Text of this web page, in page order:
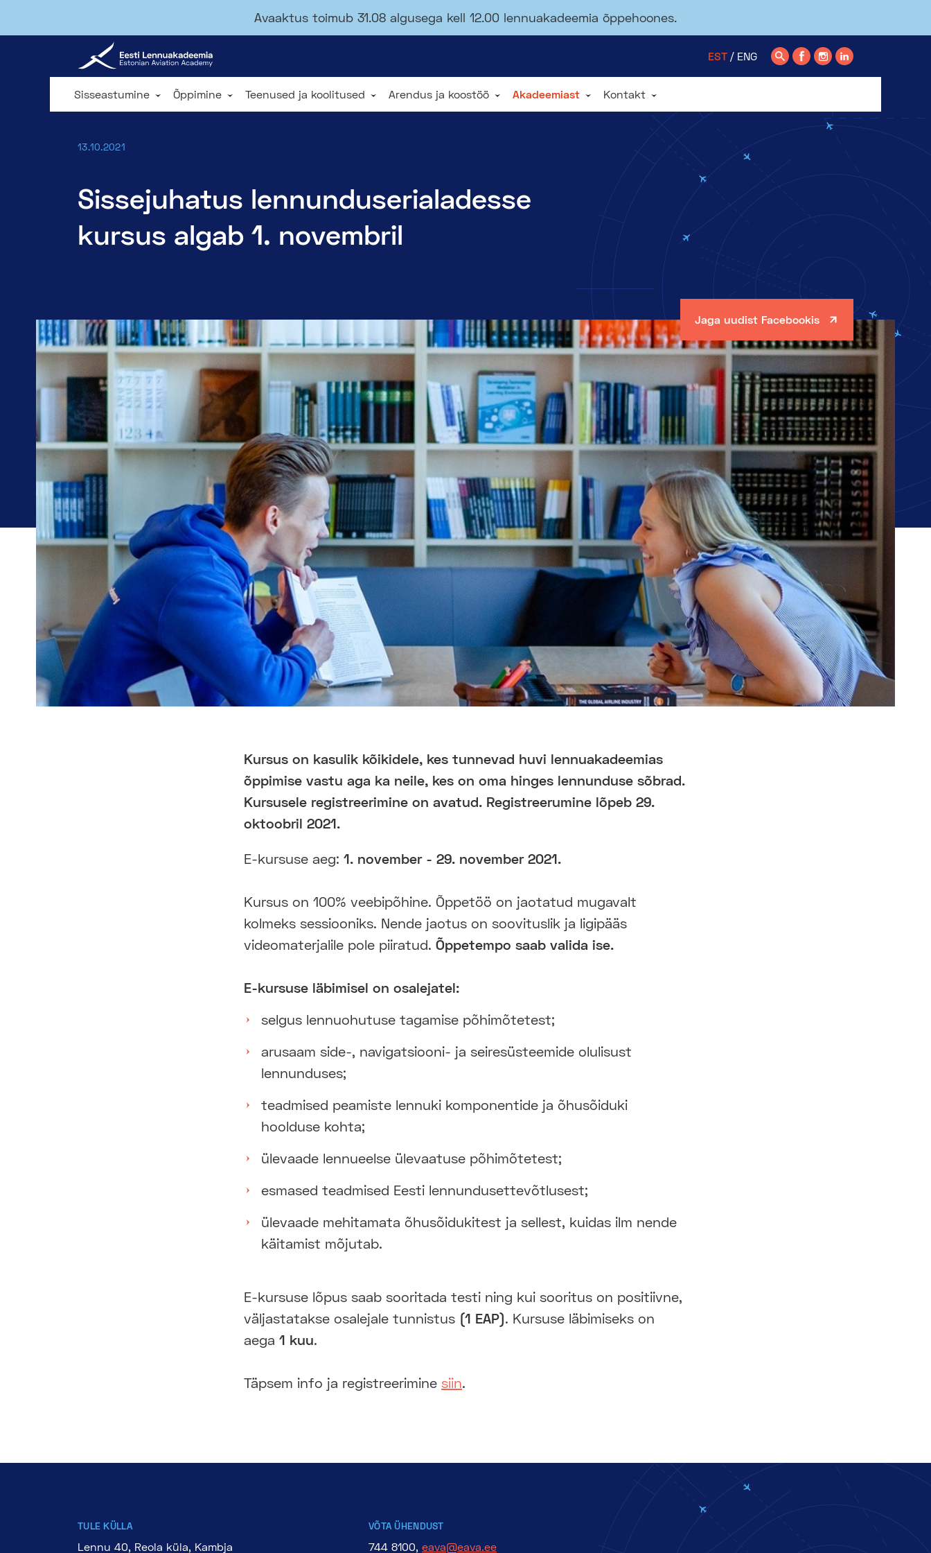
Avaaktus toimub 31.08 algusega kell 12.00 lennuakadeemia õppehoones.
Sisseastumine Õppimine Teenused ja koolitused Arendus ja koostöö Akadeemiast Kontakt
EST ENG
13.10.2021
Sissejuhatus lennunduserialadesse
kursus algab 1. novembril
Jaga uudist Facebookis
Kursus on kasulik kõikidele, kes tunnevad huvi lennuakadeemias
õppimise vastu aga ka neile, kes on oma hinges lennunduse sõbrad.
Kursusele registreerimine on avatud. Registreerumine lõpeb 29.
oktoobril 2021.
E-kursuse aeg: 1. november - 29. november 2021.
Kursus on 100% veebipõhine. Õppetöö on jaotatud mugavalt
kolmeks sessiooniks. Nende jaotus on soovituslik ja ligipääs
videomaterjalile pole piiratud. Õppetempo saab valida ise.
E-kursuse läbimisel on osalejatel:
selgus lennuohutuse tagamise põhimõtetest;
arusaam side-, navigatsiooni- ja seiresüsteemide olulisust
lennunduses;
teadmised peamiste lennuki komponentide ja õhusõiduki
hoolduse kohta;
ülevaade lennueelse ülevaatuse põhimõtetest;
esmased teadmised Eesti lennundusettevõtlusest;
ülevaade mehitamata õhusõidukitest ja sellest, kuidas ilm nende
käitamist mõjutab.
E-kursuse lõpus saab sooritada testi ning kui sooritus on positiivne,
väljastatakse osalejale tunnistus (1 EAP). Kursuse läbimiseks on
aega 1 kuu.
Täpsem info ja registreerimine siin.
TULE KÜLLA
Lennu 40, Reola küla, Kambja
VÕTA ÜHENDUST
744 8100, eava@eava.ee